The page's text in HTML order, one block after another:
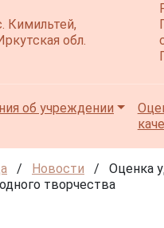
Кимильтей,
обл.
об учреждении
/ Новости /
Оценка
творчества